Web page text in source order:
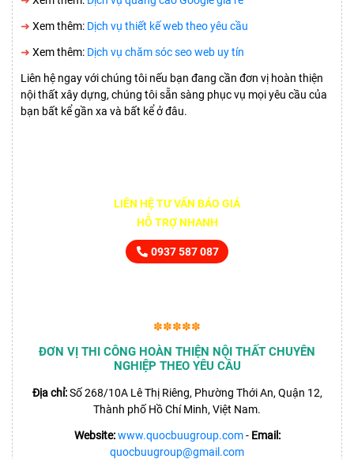
➜ Xem thêm: Dịch vụ thiết kế web theo yêu cầu
➜ Xem thêm: Dịch vụ chăm sóc seo web uy tín
Liên hệ ngay với chúng tôi nếu bạn đang cần đơn vị hoàn thiện
nội thất xây dựng, chúng tôi sẵn sàng phục vụ mọi yêu cầu của
bạn bất kể gần xa và bất kể ở đâu.
LIÊN HỆ TƯ VẤN BÁO GIÁ
HỖ TRỢ NHANH
0937 587 087
✽✽✽✽✽
ĐƠN VỊ THI CÔNG HOÀN THIỆN NỘI THẤT CHUYÊN
NGHIỆP THEO YÊU CẦU
Địa chỉ:Số 268/10A Lê Thị Riêng, Phường Thới An, Quận 12,
Thành phố Hồ Chí Minh, Việt Nam.
Website: www.quocbuugroup.com- Email:
quocbuugroup@gmail.com